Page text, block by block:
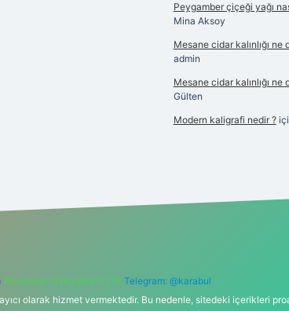
Peygamber çiçeği yağı
Mina Aksoy
Mesane cidar kalınlığı ne
admin
Mesane cidar kalınlığı ne
Gülten
Modern kaligrafi nedir ?
Whatsapp: 0262 606 0 726 Telegram: @karabul
olarak hizmet vermektedir. Bu nedenle, sitedeki içerikleri